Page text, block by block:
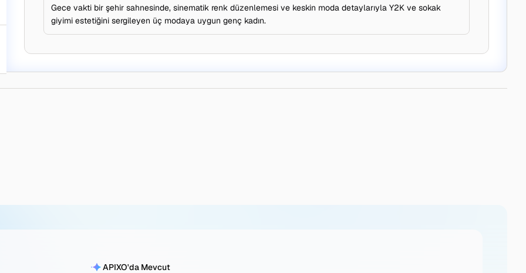
Gece vakti bir şehir sahnesinde, sinematik renk düzenlemesi ve keskin moda detaylarıyla Y2K ve sokak
giyimi estetiğini sergileyen üç modaya uygun genç kadın.
APIXO'da Mevcut